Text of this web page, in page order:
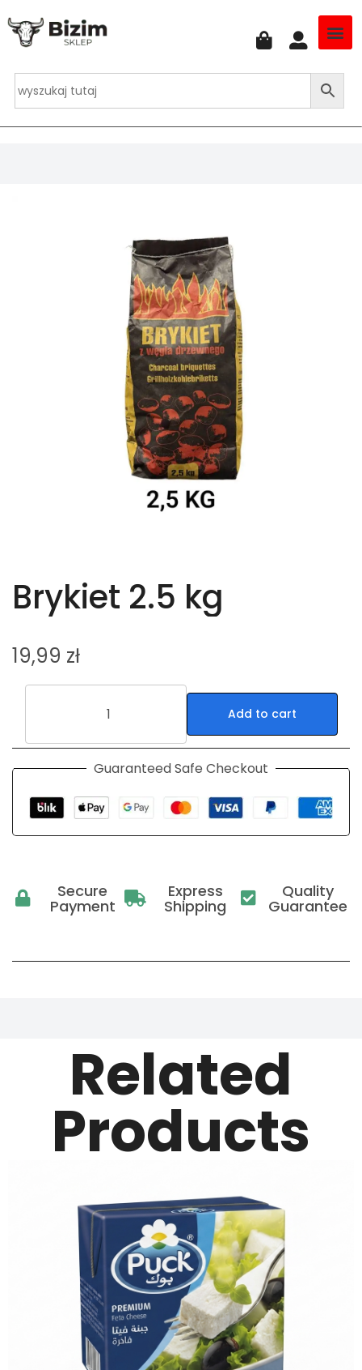
Brykiet 2.5 kg
19,99 zł
Add to cart
Guaranteed Safe Checkout
Secure
Payment
Express
Shipping
Quality
Guarantee
Related
Products